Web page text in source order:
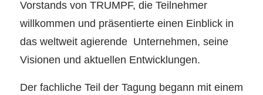
Vorstands von TRUMPF, die Teilnehmer
willkommen und präsentierte einen Einblick in
das weltweit agierende Unternehmen, seine
Visionen und aktuellen Entwicklungen.
Der fachliche Teil der Tagung begann mit einem